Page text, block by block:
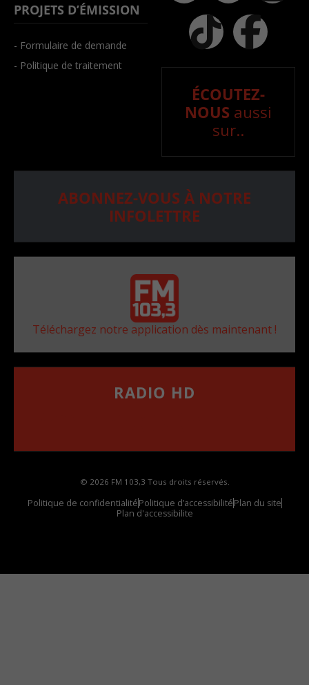
PROJETS D’ÉMISSION
- Formulaire de demande
- Politique de traitement
ÉCOUTEZ-
NOUS aussi
sur..
ABONNEZ-VOUS À NOTRE
INFOLETTRE
Téléchargez notre application dès maintenant !
RADIO HD
© 2026 FM 103,3 Tous droits réservés.
Politique de confidentialitéPolitique d’accessibilitéPlan du site
Plan d'accessibilite